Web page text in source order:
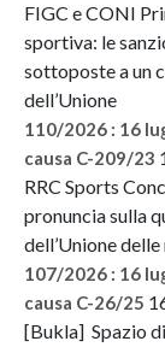
FIGC e CONI
sportiva: le
sottoposte a un
dell’Unione
110/2026 : 16
causa C-209/23
RRC Sports
pronuncia sulla
dell’Unione
107/2026 : 16
causa C-26/25
[Bukla] Spazio